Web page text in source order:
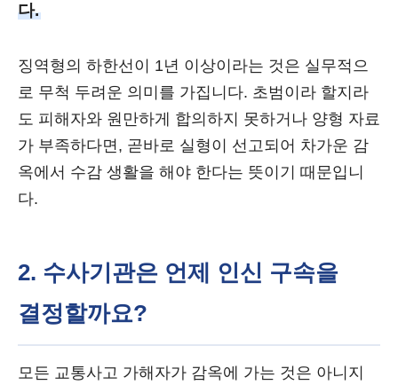
다.
징역형의 하한선이 1년 이상이라는 것은 실무적으
로 무척 두려운 의미를 가집니다. 초범이라 할지라
도 피해자와 원만하게 합의하지 못하거나 양형 자료
가 부족하다면, 곧바로 실형이 선고되어 차가운 감
옥에서 수감 생활을 해야 한다는 뜻이기 때문입니
다.
2. 수사기관은 언제 인신 구속을
결정할까요?
모든 교통사고 가해자가 감옥에 가는 것은 아니지